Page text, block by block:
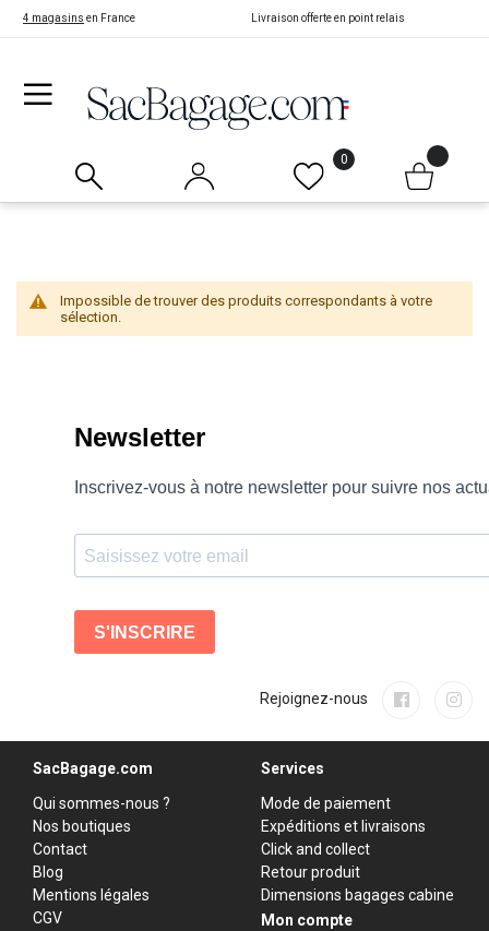
4 magasins en France Livraison offerte en point relais
0
Impossible de trouver des produits correspondants à votre
sélection.
Rejoignez-nous
SacBagage.com
Qui sommes-nous ?
Nos boutiques
Contact
Blog
Mentions légales
CGV
Services
Mode de paiement
Expéditions et livraisons
Click and collect
Retour produit
Dimensions bagages cabine
Mon compte